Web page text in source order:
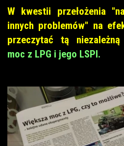
W kwestii przełożenia
innych problemów" na
przeczytać tą niezależną
moc z LPG i jego LSPI.